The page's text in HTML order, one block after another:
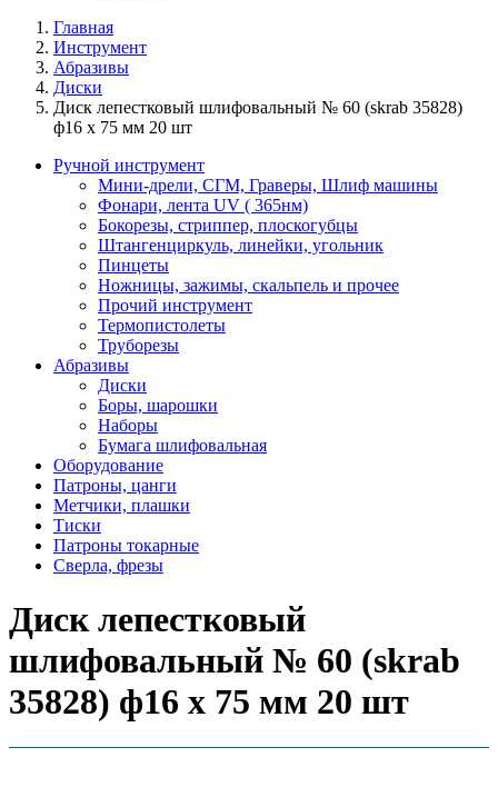
Главная
Инструмент
Абразивы
Диски
Диск лепестковый шлифовальный № 60 (skrab 35828)
ф16 х 75 мм 20 шт
Ручной инструмент
Мини-дрели, СГМ, Граверы, Шлиф машины
Фонари, лента UV ( 365нм)
Бокорезы, cтриппер, плоскогубцы
Штангенциркуль, линейки, угольник
Пинцеты
Ножницы, зажимы, скальпель и прочее
Прочий инструмент
Термопистолеты
Труборезы
Абразивы
Диски
Боры, шарошки
Наборы
Бумага шлифовальная
Оборудование
Патроны, цанги
Метчики, плашки
Тиски
Патроны токарные
Сверла, фрезы
Диск лепестковый
шлифовальный № 60 (skrab
35828) ф16 х 75 мм 20 шт